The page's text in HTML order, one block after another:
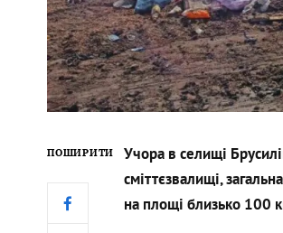
ПОШИРИТИ
Учора в селищі
сміттєзвалищі,
на площі близько 100